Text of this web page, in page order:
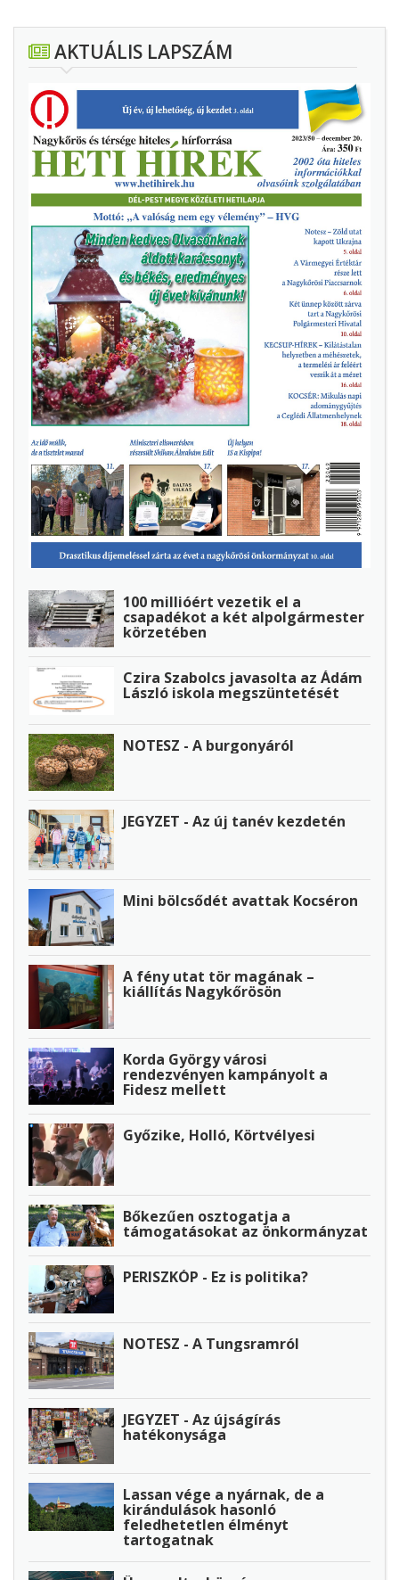
AKTUÁLIS LAPSZÁM
100 millióért vezetik el a
csapadékot a két alpolgármester
körzetében
Czira Szabolcs javasolta az Ádám
László iskola megszüntetését
NOTESZ - A burgonyáról
JEGYZET - Az új tanév kezdetén
Mini bölcsődét avattak Kocséron
A fény utat tör magának –
kiállítás Nagykőrösön
Korda György városi
rendezvényen kampányolt a
Fidesz mellett
Győzike, Holló, Körtvélyesi
Bőkezűen osztogatja a
támogatásokat az önkormányzat
PERISZKÓP - Ez is politika?
NOTESZ - A Tungsramról
JEGYZET - Az újságírás
hatékonysága
Lassan vége a nyárnak, de a
kirándulások hasonló
feledhetetlen élményt
tartogatnak